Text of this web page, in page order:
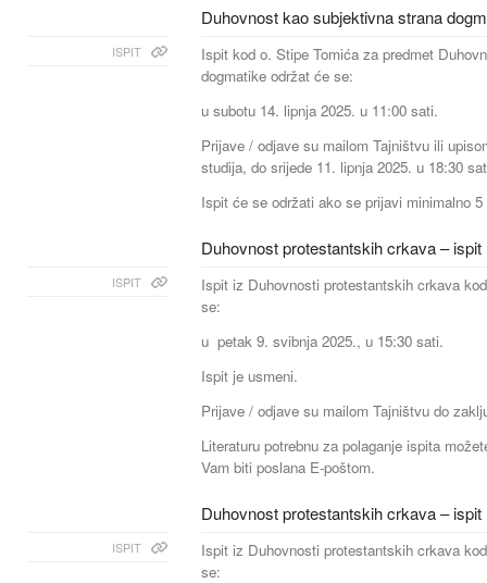
Duhovnost kao subjektivna strana
ISPIT
Ispit kod o. Stipe Tomića za predmet
dogmatike održat će se:
u subotu 14. lipnja 2025. u 11:00 sati.
Prijave / odjave su mailom Tajništvu ili
studija, do srijede 11. lipnja 2025. u 18:30
Ispit će se održati ako se prijavi minimalno
Duhovnost protestantskih crkava – ispit
ISPIT
Ispit iz Duhovnosti protestantskih crkava
se:
u petak 9. svibnja 2025., u 15:30 sati.
Ispit je usmeni.
Prijave / odjave su mailom Tajništvu do
Literaturu potrebnu za polaganje ispita
Vam biti poslana E-poštom.
Duhovnost protestantskih crkava – ispit
ISPIT
Ispit iz Duhovnosti protestantskih crkava
se: